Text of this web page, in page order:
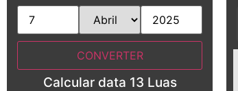
Calcular data 13 Luas